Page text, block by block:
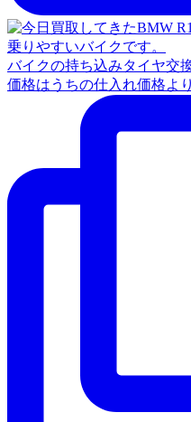
バイクの持ち込みタイヤ交
価格はうちの仕入れ価格よ